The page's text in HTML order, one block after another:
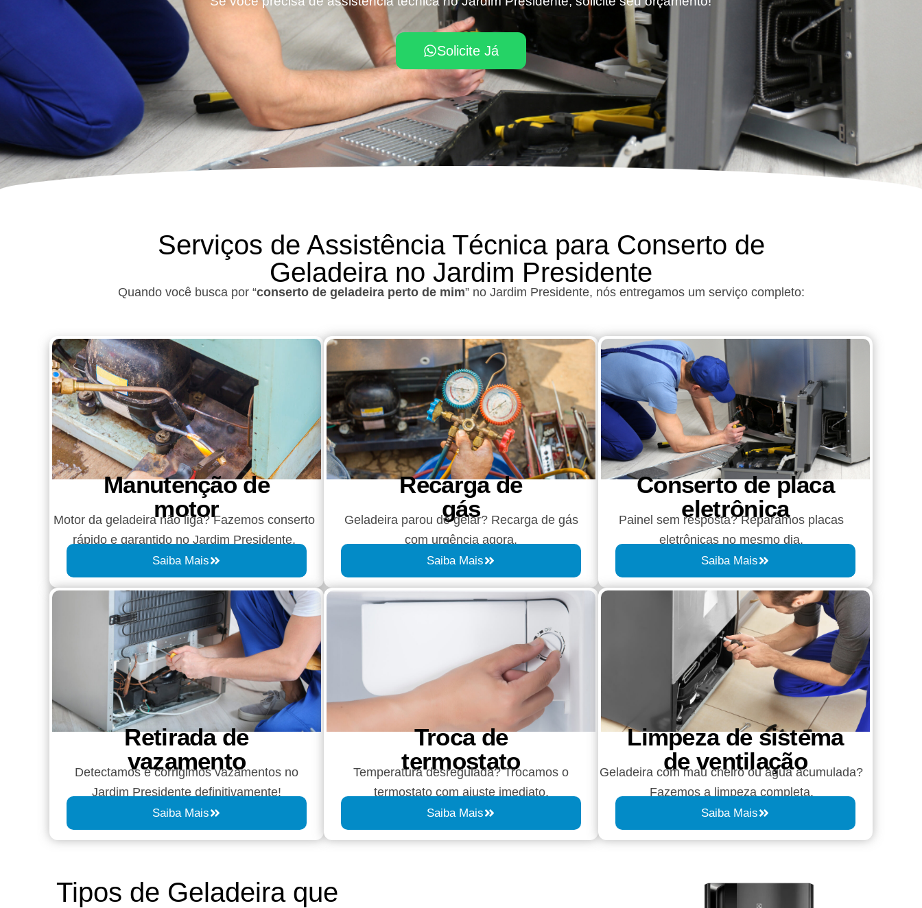
Solicite Já
Serviços de Assistência Técnica para Conserto de
Geladeira no Jardim Presidente
Quando você busca por “conserto de geladeira perto de mim” no Jardim Presidente, nós entregamos um serviço completo:
Manutenção de
motor
Motor da geladeira não liga? Fazemos conserto
rápido e garantido no Jardim Presidente.
Saiba Mais
Recarga de
gás
Geladeira parou de gelar? Recarga de gás
com urgência agora.
Saiba Mais
Conserto de placa
eletrônica
Painel sem resposta? Reparamos placas
eletrônicas no mesmo dia.
Saiba Mais
Retirada de
vazamento​​
Detectamos e corrigimos vazamentos no
Jardim Presidente definitivamente!
Saiba Mais
Troca de
termostato
Temperatura desregulada? Trocamos o
termostato com ajuste imediato.
Saiba Mais
Limpeza de sistema
de ventilação
Geladeira com mau cheiro ou água acumulada?
Fazemos a limpeza completa.
Saiba Mais
Tipos de Geladeira que